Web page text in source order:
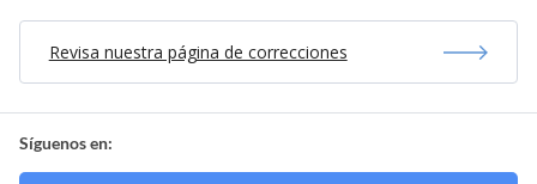
Revisa nuestra página de correcciones
Síguenos en: